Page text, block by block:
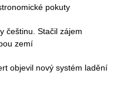
pokuty
češtinu. Stačil zájem
zemí
objevil nový systém ladění